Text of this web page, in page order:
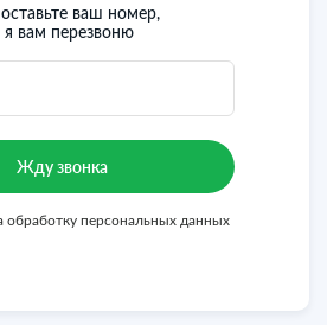
ваш номер,
я вам перезвоню
обработку персональных данных